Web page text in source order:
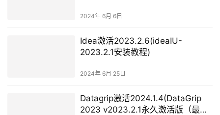
2024年 6月 6日
Idea激活2023.2.6(ideaIU-
2023.2.1安装教程)
2024年 6月 25日
Datagrip激活2024.1.4(DataGrip
2023 v2023.2.1永久激活版（最新